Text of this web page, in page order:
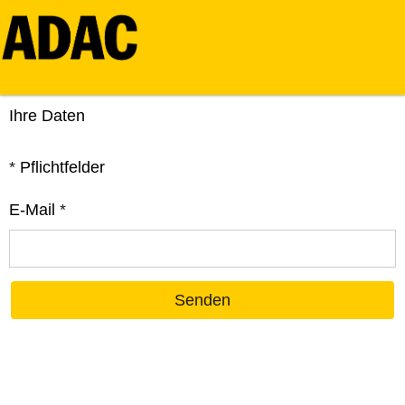
Ihre Daten
* Pflichtfelder
E-Mail *
Senden